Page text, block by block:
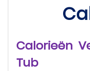
Calorieën
Tub